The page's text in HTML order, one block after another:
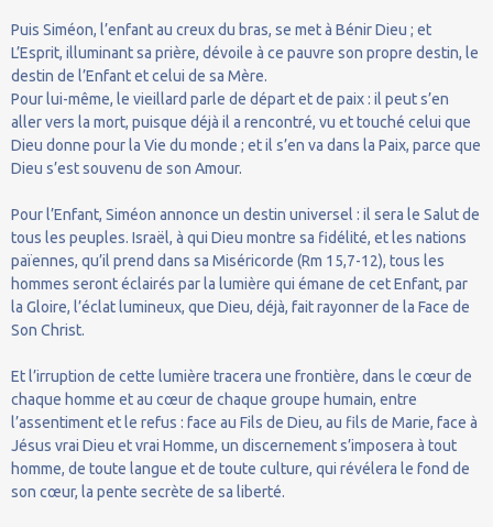
Puis Siméon, l’enfant au creux du bras, se met à Bénir Dieu ; et
L’Esprit, illuminant sa prière, dévoile à ce pauvre son propre destin, le
destin de l’Enfant et celui de sa Mère.
Pour lui-même, le vieillard parle de départ et de paix : il peut s’en
aller vers la mort, puisque déjà il a rencontré, vu et touché celui que
Dieu donne pour la Vie du monde ; et il s’en va dans la Paix, parce que
Dieu s’est souvenu de son Amour.
Pour l’Enfant, Siméon annonce un destin universel : il sera le Salut de
tous les peuples. Israël, à qui Dieu montre sa fidélité, et les nations
païennes, qu’il prend dans sa Miséricorde (Rm 15,7-12), tous les
hommes seront éclairés par la lumière qui émane de cet Enfant, par
la Gloire, l’éclat lumineux, que Dieu, déjà, fait rayonner de la Face de
Son Christ.
Et l’irruption de cette lumière tracera une frontière, dans le cœur de
chaque homme et au cœur de chaque groupe humain, entre
l’assentiment et le refus : face au Fils de Dieu, au fils de Marie, face à
Jésus vrai Dieu et vrai Homme, un discernement s’imposera à tout
homme, de toute langue et de toute culture, qui révélera le fond de
son cœur, la pente secrète de sa liberté.